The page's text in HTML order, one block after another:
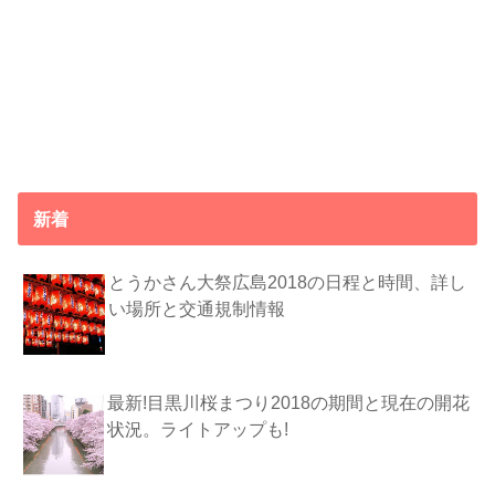
新着
とうかさん大祭広島2018の日程と時間、詳し
い場所と交通規制情報
最新!目黒川桜まつり2018の期間と現在の開花
状況。ライトアップも!